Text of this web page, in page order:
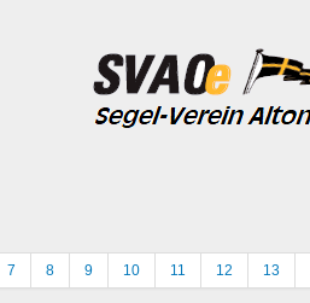
7 8 9 10 11 12 13